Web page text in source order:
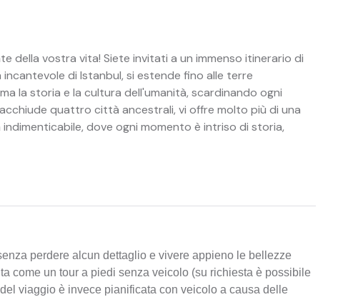
della vostra vita! Siete invitati a un immenso itinerario di
di Istanbul, si estende fino alle terre
la storia e la cultura dell'umanità, scardinando ogni
quattro città ancestrali, vi offre molto più di una
dove ogni momento è intriso di storia,
perdere alcun dettaglio e vivere appieno le bellezze
come un tour a piedi senza veicolo (su richiesta è possibile
viaggio è invece pianificata con veicolo a causa delle